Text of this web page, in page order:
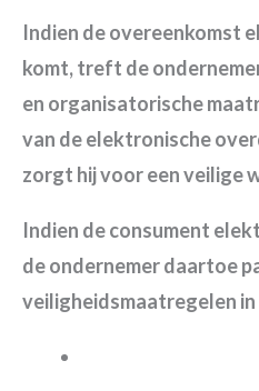
Indien de overeenkomst
komt, treft de
en organisatorische
van de elektronische
zorgt hij voor een veilige
Indien de consument
de ondernemer daartoe
veiligheidsmaatregelen in